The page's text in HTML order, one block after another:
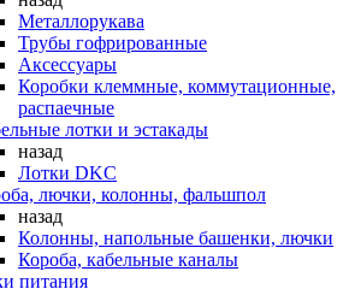
Металлорукава
Трубы гофрированные
Аксессуары
Коробки клеммные, коммутационные,
распаечные
лотки и эстакады
назад
Лотки DKC
лючки, колонны, фальшпол
назад
Колонны, напольные башенки, лючки
Короба, кабельные каналы
питания